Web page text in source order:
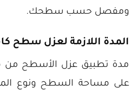
ومفصل حسب سطحك.
المدة اللازمة لعزل سطح
مدة تطبيق عزل الأسطح من
على مساحة السطح ونوع